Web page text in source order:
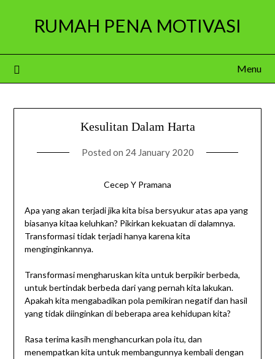
RUMAH PENA MOTIVASI
Menu
Kesulitan Dalam Harta
Posted on 24 January 2020
Cecep Y Pramana
Apa yang akan terjadi jika kita bisa bersyukur atas apa yang
biasanya kitaa keluhkan? Pikirkan kekuatan di dalamnya.
Transformasi tidak terjadi hanya karena kita
menginginkannya.
Transformasi mengharuskan kita untuk berpikir berbeda,
untuk bertindak berbeda dari yang pernah kita lakukan.
Apakah kita mengabadikan pola pemikiran negatif dan hasil
yang tidak diinginkan di beberapa area kehidupan kita?
Rasa terima kasih menghancurkan pola itu, dan
menempatkan kita untuk membangunnya kembali dengan